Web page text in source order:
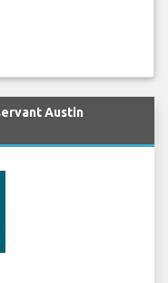
Austin